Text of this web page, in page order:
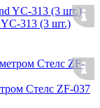
313 (3 шт.)
Стелс ZF-037